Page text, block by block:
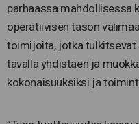
parhaassa mahdollisessa
operatiivisen tason
toimijoita, jotka
tavalla yhdistäen ja
kokonaisuuksiksi ja